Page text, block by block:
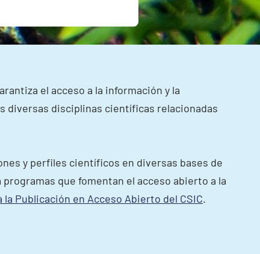
el acceso a la información y la
diversas disciplinas científicas relacionadas
y perfiles científicos en diversas bases de
que fomentan el acceso abierto a la
la Publicación en Acceso Abierto del CSIC.